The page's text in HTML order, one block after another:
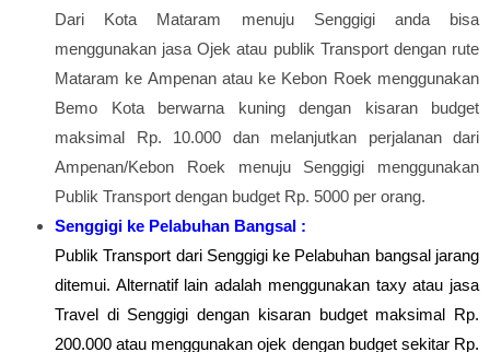
Dari Kota Mataram menuju Senggigi anda bisa
menggunakan jasa Ojek atau publik Transport dengan rute
Mataram ke Ampenan atau ke Kebon Roek menggunakan
Bemo Kota berwarna kuning dengan kisaran budget
maksimal Rp. 10.000 dan melanjutkan perjalanan dari
Ampenan/Kebon Roek menuju Senggigi menggunakan
Publik Transport dengan budget Rp. 5000 per orang.
Senggigi ke Pelabuhan Bangsal :
Publik Transport dari Senggigi ke Pelabuhan bangsal jarang
ditemui. Alternatif lain adalah menggunakan taxy atau jasa
Travel di Senggigi dengan kisaran budget maksimal Rp.
200.000 atau menggunakan ojek dengan budget sekitar Rp.